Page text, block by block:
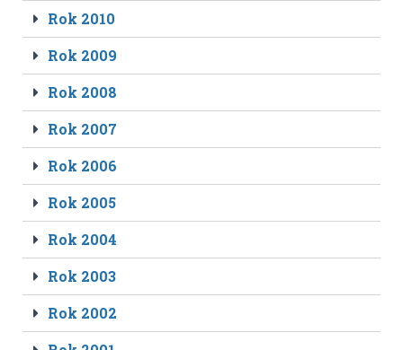
Rok 2010
Rok 2009
Rok 2008
Rok 2007
Rok 2006
Rok 2005
Rok 2004
Rok 2003
Rok 2002